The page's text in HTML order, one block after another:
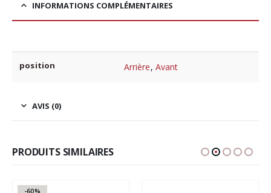
INFORMATIONS COMPLÉMENTAIRES
position Arrière, Avant
AVIS (0)
PRODUITS SIMILAIRES
-60%